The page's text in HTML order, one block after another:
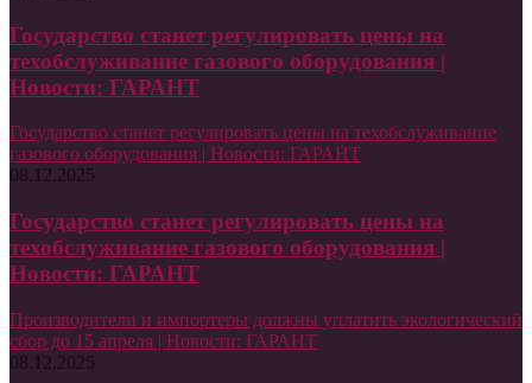
Государство станет регулировать цены на
техобслуживание газового оборудования |
Новости: ГАРАНТ
Государство станет регулировать цены на техобслуживание
газового оборудования | Новости: ГАРАНТ
08.12.2025
Государство станет регулировать цены на
техобслуживание газового оборудования |
Новости: ГАРАНТ
Производители и импортеры должны уплатить экологический
сбор до 15 апреля | Новости: ГАРАНТ
08.12.2025